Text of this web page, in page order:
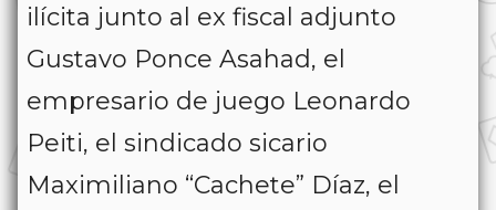
ilícita junto al ex fiscal adjunto
Gustavo Ponce Asahad, el
empresario de juego Leonardo
Peiti, el sindicado sicario
Maximiliano “Cachete” Díaz, el